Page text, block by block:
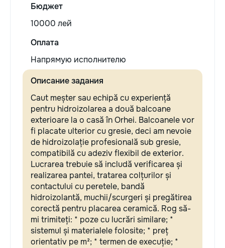
Бюджет
10000 лей
Оплата
Напрямую исполнителю
Описание задания
Caut meșter sau echipă cu experiență
pentru hidroizolarea a două balcoane
exterioare la o casă în Orhei. Balcoanele vor
fi placate ulterior cu gresie, deci am nevoie
de hidroizolație profesională sub gresie,
compatibilă cu adeziv flexibil de exterior.
Lucrarea trebuie să includă verificarea și
realizarea pantei, tratarea colțurilor și
contactului cu peretele, bandă
hidroizolantă, muchii/scurgeri și pregătirea
corectă pentru placarea ceramică. Rog să-
mi trimiteți: * poze cu lucrări similare; *
sistemul și materialele folosite; * preț
orientativ pe m²; * termen de execuție; *